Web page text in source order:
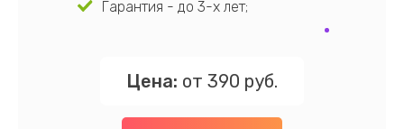
Гарантия - до 3-х лет;
Цена: от 390 руб.